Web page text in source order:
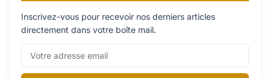
Inscrivez-vous pour recevoir nos derniers articles
directement dans votre boîte mail.